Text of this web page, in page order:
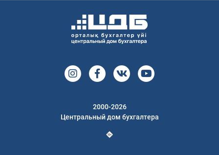
2000-2026
Центральный дом бухгалтера